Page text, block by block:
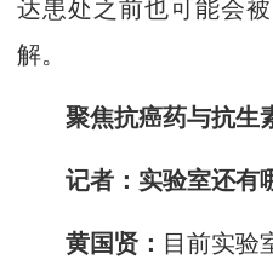
达患处之前也可能会
解。
聚焦抗癌药与抗生
记者 ： 实验室还有
黄国贤： 目前实验